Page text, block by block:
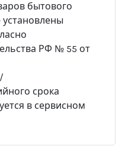
бытового
РФ № 55 от
срока
в сервисном